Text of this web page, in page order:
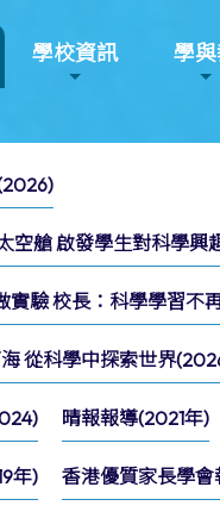
學校資訊 學
空艙 啟發學生對科學興
驗 校長：科學學習不
從科學中探索世界
晴報報導(2021年)
年) 香港優質家長學會